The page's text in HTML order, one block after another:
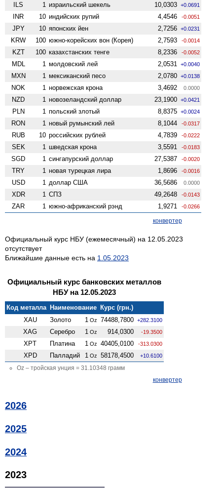
ILS 1 израильский шекель 10,0303 +0.0691
INR 10 индийских рупий 4,4546 -0.0051
JPY 10 японских йен 2,7256 +0.0231
KRW 100 южно-корейских вон (Корея) 2,7593 -0.0014
KZT 100 казахстанских тенге 8,2336 -0.0052
MDL 1 молдовский лей 2,0531 +0.0040
MXN 1 мексиканский песо 2,0780 +0.0138
NOK 1 норвежская крона 3,4692 0.0000
NZD 1 ново­зеландский доллар 23,1900 +0.0421
PLN 1 польский злотый 8,8375 +0.0024
RON 1 новый румынский лей 8,1044 -0.0317
RUB 10 российских рублей 4,7839 -0.0222
SEK 1 шведская крона 3,5591 -0.0183
SGD 1 сингапурский доллар 27,5387 -0.0020
TRY 1 новая турецкая лира 1,8696 -0.0016
USD 1 доллар США 36,5686 0.0000
XDR 1 СПЗ 49,2648 -0.0143
ZAR 1 южно-африканский рэнд 1,9271 -0.0266
конвертер
Официальный курс НБУ (ежемесячный) на 12.05.2023
отсутствует
Ближайшие данные есть на 1.05.2023
Официальный курс банковских металлов
НБУ на 12.05.2023
Код металла Наименование Курс (грн.)
XAU
Золото 1 Oz 74488,7800 +282.3100
XAG Серебро 1 Oz 914,0300 -19.3500
XPT Платина 1 Oz 40405,0100 -313.0300
XPD Палладий 1 Oz 58178,4500 +10.6100
Oz – тройская унция = 31.10348 грамм
конвертер
2026
2025
2024
2023